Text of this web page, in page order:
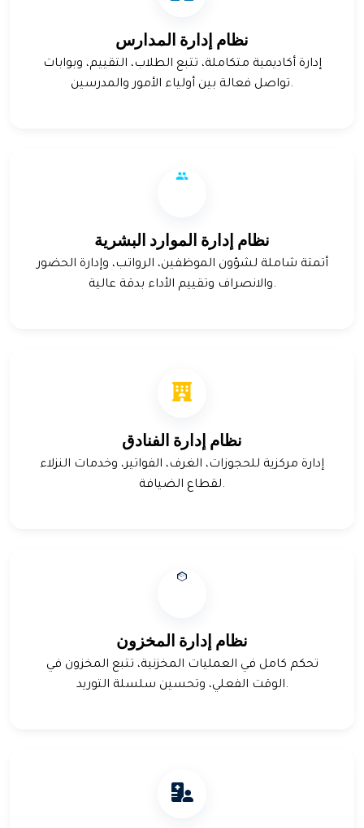
نظام إدارة المدارس
إدارة أكاديمية متكاملة، تتبع الطلاب، التقييم، وبوابات
تواصل فعالة بين أولياء الأمور والمدرسين.
نظام إدارة الموارد البشرية
أتمتة شاملة لشؤون الموظفين، الرواتب، وإدارة الحضور
والانصراف وتقييم الأداء بدقة عالية.
نظام إدارة الفنادق
إدارة مركزية للحجوزات، الغرف، الفواتير، وخدمات النزلاء
لقطاع الضيافة.
نظام إدارة المخزون
تحكم كامل في العمليات المخزنية، تتبع المخزون في
الوقت الفعلي، وتحسين سلسلة التوريد.